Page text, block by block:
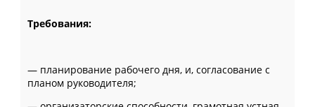
Требования:
— планирование рабочего дня, и, согласование с
планом руководителя;